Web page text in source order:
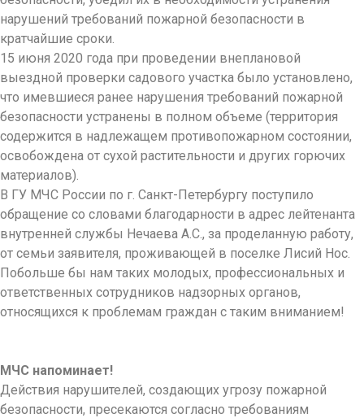
нарушений требований пожарной безопасности в
кратчайшие сроки.
15 июня 2020 года при проведении внеплановой
выездной проверки садового участка было установлено,
что имевшиеся ранее нарушения требований пожарной
безопасности устранены в полном объеме (территория
содержится в надлежащем противопожарном состоянии,
освобождена от сухой растительности и других горючих
материалов).
В ГУ МЧС России по г. Санкт-Петербургу поступило
обращение со словами благодарности в адрес лейтенанта
внутренней службы Нечаева А.С., за проделанную работу,
от семьи заявителя, проживающей в поселке Лисий Нос.
Побольше бы нам таких молодых, профессиональных и
ответственных сотрудников надзорных органов,
относящихся к проблемам граждан с таким вниманием!
МЧС напоминает!
Действия нарушителей, создающих угрозу пожарной
безопасности, пресекаются согласно требованиям